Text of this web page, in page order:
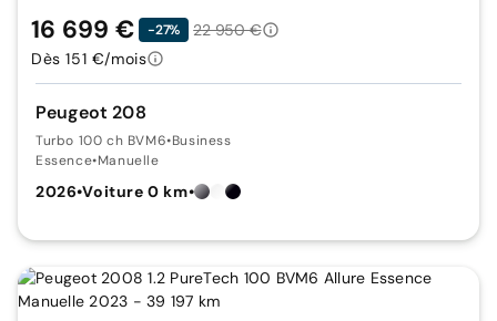
Peugeot 208
Turbo 100 ch BVM6•Business
Essence•Manuelle
2026•Voiture 0 km•
16 699 € -27%
22 950 €
Dès 151 €/mois